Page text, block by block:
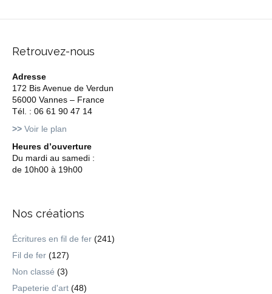
Retrouvez-nous
Adresse
172 Bis Avenue de Verdun
56000 Vannes – France
Tél. : 06 61 90 47 14
>> Voir le plan
Heures d’ouverture
Du mardi au samedi :
de 10h00 à 19h00
Nos créations
Écritures en fil de fer (241)
Fil de fer (127)
Non classé (3)
Papeterie d'art (48)